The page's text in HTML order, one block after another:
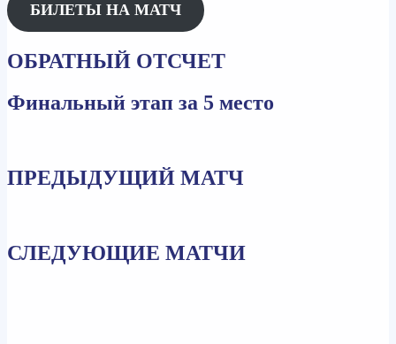
БИЛЕТЫ НА МАТЧ
ОБРАТНЫЙ ОТСЧЕТ
Финальный этап за 5 место
ПРЕДЫДУЩИЙ МАТЧ
СЛЕДУЮЩИЕ МАТЧИ